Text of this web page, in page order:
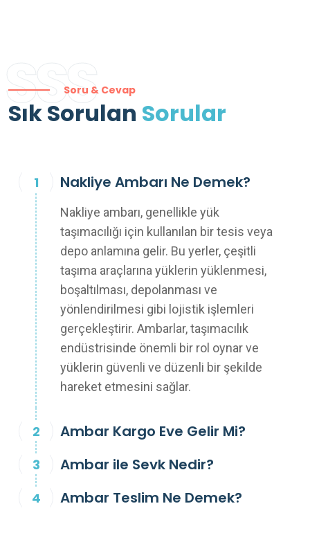
SSSSoru & Cevap
Sık Sorulan Sorular
Nakliye Ambarı Ne Demek?
Nakliye ambarı, genellikle yük
taşımacılığı için kullanılan bir tesis veya
depo anlamına gelir. Bu yerler, çeşitli
taşıma araçlarına yüklerin yüklenmesi,
boşaltılması, depolanması ve
yönlendirilmesi gibi lojistik işlemleri
gerçekleştirir. Ambarlar, taşımacılık
endüstrisinde önemli bir rol oynar ve
yüklerin güvenli ve düzenli bir şekilde
hareket etmesini sağlar.
Ambar Kargo Eve Gelir Mi?
Ambar ile Sevk Nedir?
Ambar Teslim Ne Demek?